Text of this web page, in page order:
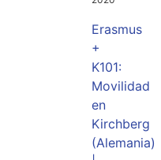
Erasmus
+
K101:
Movilidad
en
Kirchberg
(Alemania)